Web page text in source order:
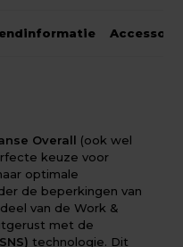
Overall (ook wel
keuze voor
optimale
de beperkingen van
van de Work &
met de
technologie. Dit